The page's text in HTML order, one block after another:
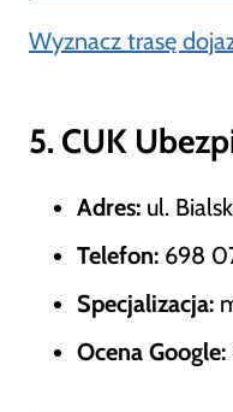
Wyznacz trasę
5. CUK
Adres: ul.
Telefon: 698
Specjalizacja:
Ocena Google: